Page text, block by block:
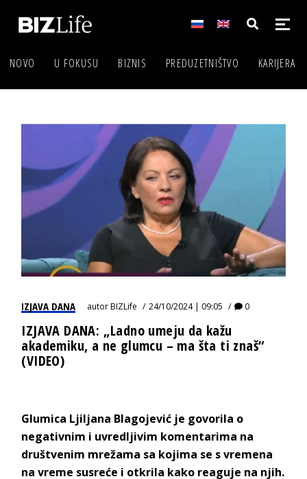
NOVO U FOKUSU BIZNIS PREDUZETNIŠTVO KARIJERA
IZJAVA DANA autorBIZLife 24/10/2024 | 09:05 0
IZJAVA DANA: „Ladno umeju da kažu
akademiku, a ne glumcu – ma šta ti znaš“
(VIDEO)
Glumica Ljiljana Blagojević je govorila o
negativnim i uvredljivim komentarima na
društvenim mrežama sa kojima se s vremena
na vreme susreće i otkrila kako reaguje na njih.